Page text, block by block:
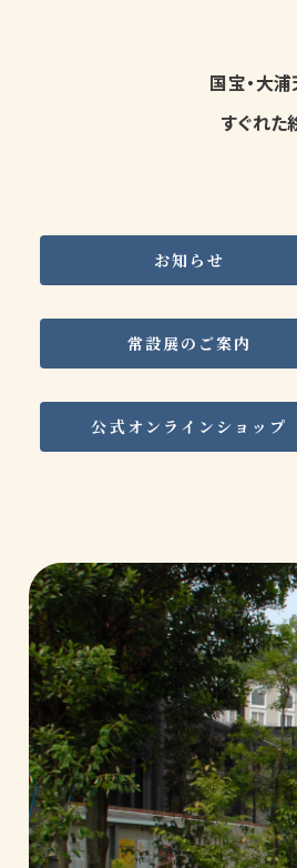
国宝・大
すぐれた
お知らせ
常設展のご案内
公式オンラインショップ